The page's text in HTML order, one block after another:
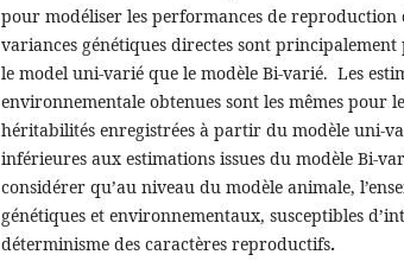
pour modéliser les performances de reproduction
variances génétiques directes sont principalement
le model uni-varié que le modèle Bi-varié. Les
environnementale obtenues sont les mêmes pour
héritabilités enregistrées à partir du modèle uni-
inférieures aux estimations issues du modèle Bi-
considérer qu’au niveau du modèle animale,
génétiques et environnementaux, susceptibles
déterminisme des caractères reproductifs.